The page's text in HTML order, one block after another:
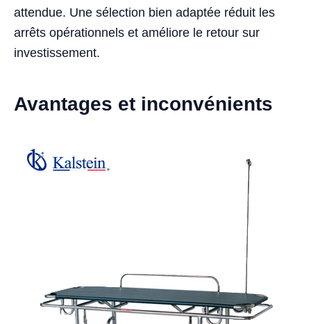
attendue. Une sélection bien adaptée réduit les
arrêts opérationnels et améliore le retour sur
investissement.
Avantages et inconvénients